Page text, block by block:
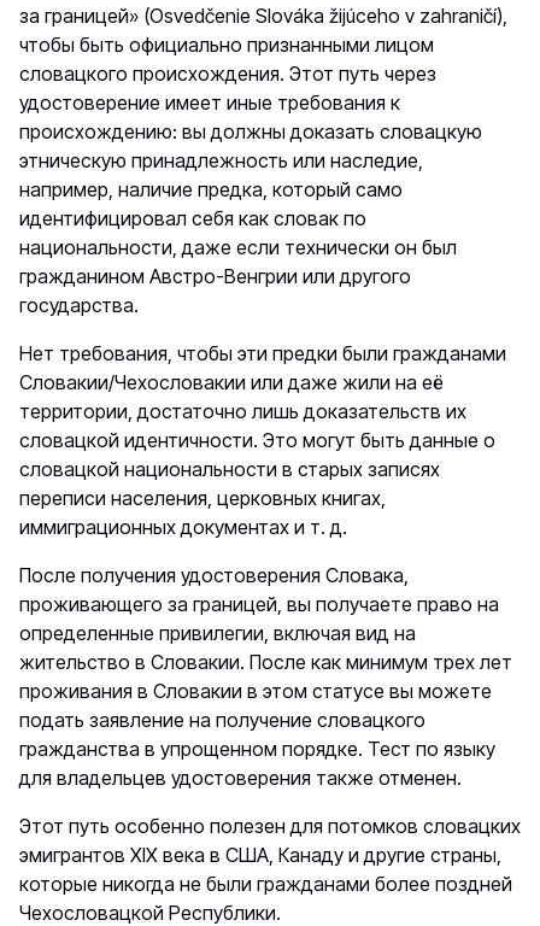
за границей» (Osvedčenie Slováka žijúceho v zahraničí),
чтобы быть официально признанными лицом
словацкого происхождения. Этот путь через
удостоверение имеет иные требования к
происхождению: вы должны доказать словацкую
этническую принадлежность или наследие,
например, наличие предка, который само
идентифицировал себя как словак по
национальности, даже если технически он был
гражданином Австро-Венгрии или другого
государства.
Нет требования, чтобы эти предки были гражданами
Словакии/Чехословакии или даже жили на её
территории, достаточно лишь доказательств их
словацкой идентичности. Это могут быть данные о
словацкой национальности в старых записях
переписи населения, церковных книгах,
иммиграционных документах и т. д.
После получения удостоверения Словака,
проживающего за границей, вы получаете право на
определенные привилегии, включая вид на
жительство в Словакии. После как минимум трех лет
проживания в Словакии в этом статусе вы можете
подать заявление на получение словацкого
гражданства в упрощенном порядке. Тест по языку
для владельцев удостоверения также отменен.
Этот путь особенно полезен для потомков словацких
эмигрантов XIX века в США, Канаду и другие страны,
которые никогда не были гражданами более поздней
Чехословацкой Республики.